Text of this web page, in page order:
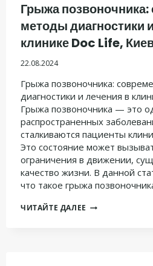
Грыжа
методы диагностики
клинике Doc Life,
22.08.2024
Грыжа позвоночника:
диагностики и лечения в
Грыжа позвоночника — это
распространенных
сталкиваются пациенты
Это состояние может
ограничения в движении,
качество жизни. В данной
что такое грыжа
ЧИТАЙТЕ ДАЛЕЕ ГРЫЖА